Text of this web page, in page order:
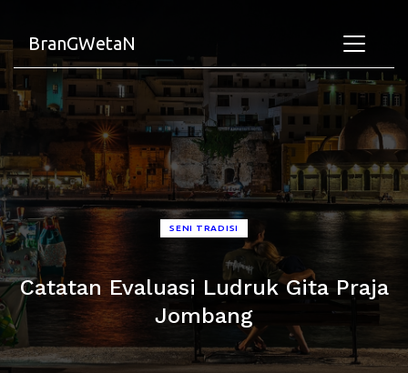
BranGWetaN
SENI TRADISI
Catatan Evaluasi Ludruk Gita Praja
Jombang